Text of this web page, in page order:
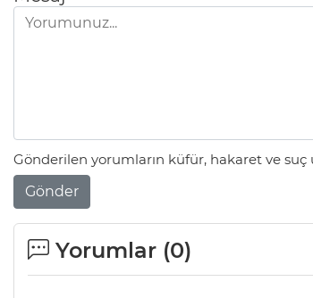
Gönderilen yorumların küfür, hakaret ve suç
Gönder
Yorumlar (0)